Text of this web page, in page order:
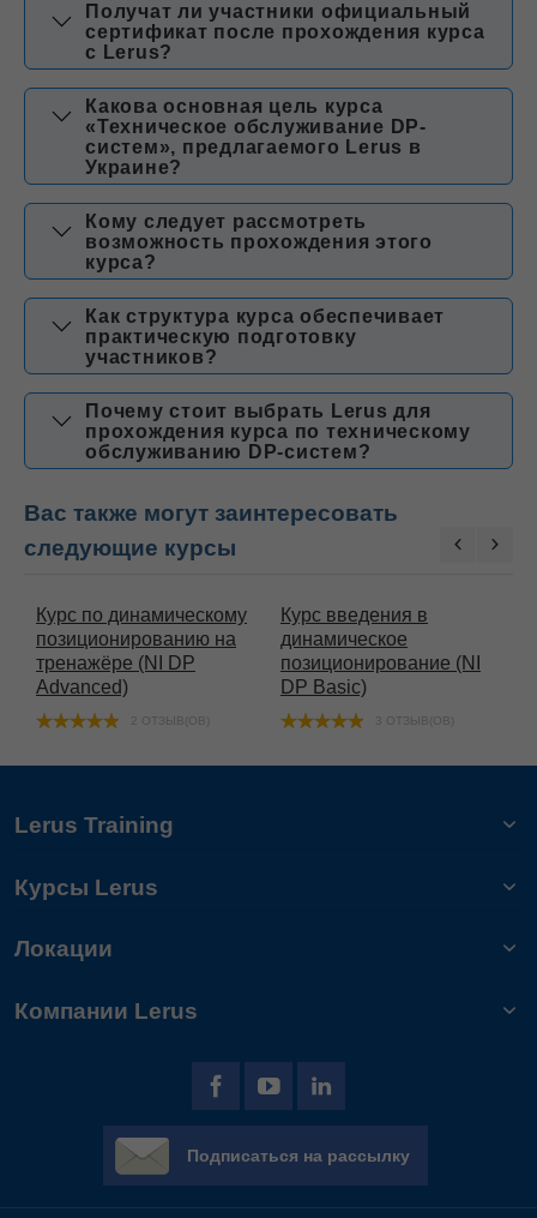
Получат ли участники официальный
сертификат после прохождения курса
с Lerus?
Какова основная цель курса
«Техническое обслуживание DP-
систем», предлагаемого Lerus в
Украине?
Кому следует рассмотреть
возможность прохождения этого
курса?
Как структура курса обеспечивает
практическую подготовку
участников?
Почему стоит выбрать Lerus для
прохождения курса по техническому
обслуживанию DP-систем?
Вас также могут заинтересовать
следующие курсы
Курс по динамическому
позиционированию на
тренажёре (NI DP
Advanced)
2 ОТЗЫВ(ОВ)
Курс введения в
динамическое
позиционирование (NI
DP Basic)
3 ОТЗЫВ(ОВ)
Lerus Training
Курсы Lerus
Локации
Компании Lerus
Подписаться на рассылку